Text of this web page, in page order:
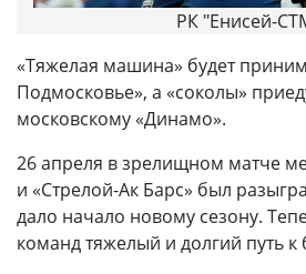
РК "Енисей-
«Тяжелая машина» будет
Подмосковье», а «соколы»
московскому «Динамо».
26 апреля в зрелищном матче
и «Стрелой-Ак Барс» был
дало начало новому сезону.
команд тяжелый и долгий путь к